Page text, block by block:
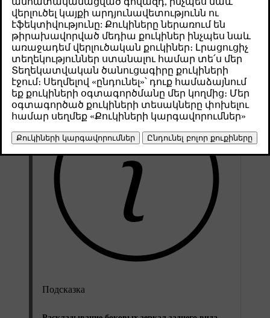
Нажмите и удерживайте одновременно кнопкиL
кнопочной панели двери водителя в течение короткого
промежутка времени.
Боковые зеркала заднего вида начинают складываться, когда
вы отпускаете кнопки.
Подсказка